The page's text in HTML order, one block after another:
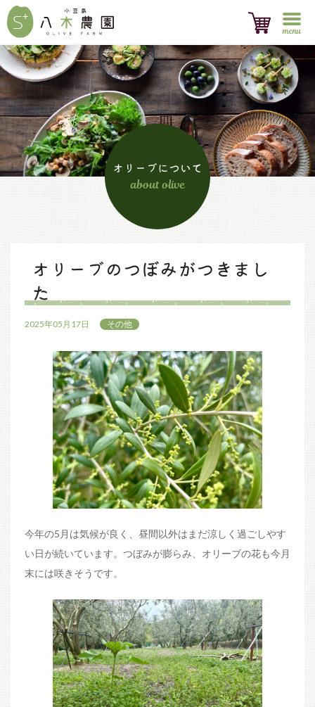
menu
オリーブについて
about olive
オリーブのつぼみがつきまし
た
2025年05月17日 その他
今年の5月は気候が良く、昼間以外はまだ涼しく過ごしやす
い日が続いています。つぼみが膨らみ、オリーブの花も今月
末には咲きそうです。